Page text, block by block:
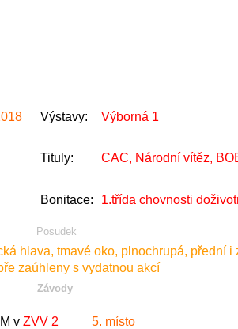
Výstavy: Výborná 1
Tituly: CAC, Národní vítěz,
Bonitace: 1.třída chovnosti
Posudek
hlava, tmavé oko, plnochrupá, přední i
zaúhleny s vydatnou akcí
Závody
v ZVV 2
5. místo